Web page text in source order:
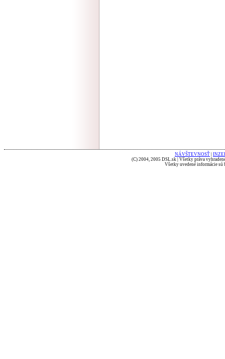
NÁVŠTEVNOSŤ
(C) 2004, 2005 DSL.sk | Všetky práva
Všetky uvedené informácie sú